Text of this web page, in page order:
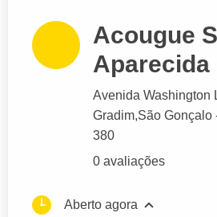
Acougue
Aparecida
Avenida Washington
Gradim,São Gonçalo
380
0 avaliações
Aberto agora